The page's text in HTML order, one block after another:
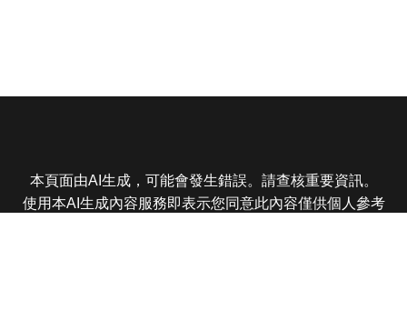
本頁面由AI生成，可能會發生錯誤。請查核重要資訊。
使用本AI生成內容服務即表示您同意此內容僅供個人參考